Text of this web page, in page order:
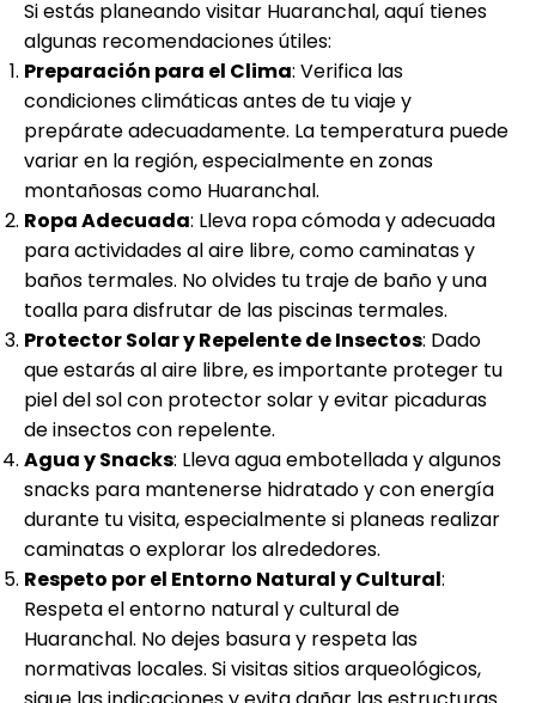
Si estás planeando visitar Huaranchal, aquí tienes
algunas recomendaciones útiles:
Preparación para el Clima: Verifica las
condiciones climáticas antes de tu viaje y
prepárate adecuadamente. La temperatura puede
variar en la región, especialmente en zonas
montañosas como Huaranchal.
Ropa Adecuada: Lleva ropa cómoda y adecuada
para actividades al aire libre, como caminatas y
baños termales. No olvides tu traje de baño y una
toalla para disfrutar de las piscinas termales.
Protector Solar y Repelente de Insectos: Dado
que estarás al aire libre, es importante proteger tu
piel del sol con protector solar y evitar picaduras
de insectos con repelente.
Agua y Snacks: Lleva agua embotellada y algunos
snacks para mantenerse hidratado y con energía
durante tu visita, especialmente si planeas realizar
caminatas o explorar los alrededores.
Respeto por el Entorno Natural y Cultural:
Respeta el entorno natural y cultural de
Huaranchal. No dejes basura y respeta las
normativas locales. Si visitas sitios arqueológicos,